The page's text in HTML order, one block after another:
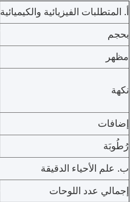
أ. المتطلبات الفيزيائية والكيميائية
بحجم
مظهر
نكهة
إضافات
رُطُوبَة
ب. علم الأحياء الدقيقة
إجمالي عدد اللوحات